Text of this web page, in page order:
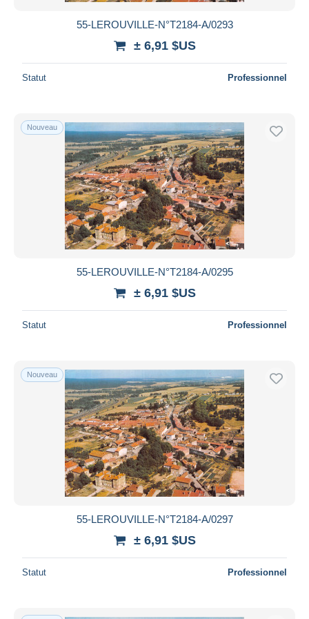
55-LEROUVILLE-N°T2184-A/0293
± 6,91 $US
Statut Professionnel
Nouveau
55-LEROUVILLE-N°T2184-A/0295
± 6,91 $US
Statut Professionnel
Nouveau
55-LEROUVILLE-N°T2184-A/0297
± 6,91 $US
Statut Professionnel